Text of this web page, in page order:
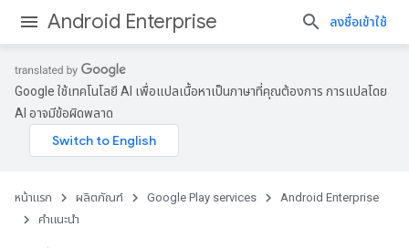
Android Enterprise ลงชื่อเข้าใช้
Google ใช้เทคโนโลยี AI เพื่อแปลเนื้อหาเป็นภาษาที่คุณต้องการ การแปลโดย
AI อาจมีข้อผิดพลาด
หน้าแรก ผลิตภัณฑ์ Google Play services
Android Enterprise
คำแนะนำ